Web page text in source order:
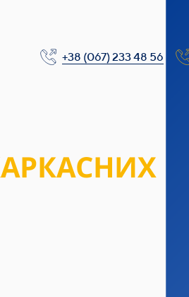
+38 (067) 233 48 56